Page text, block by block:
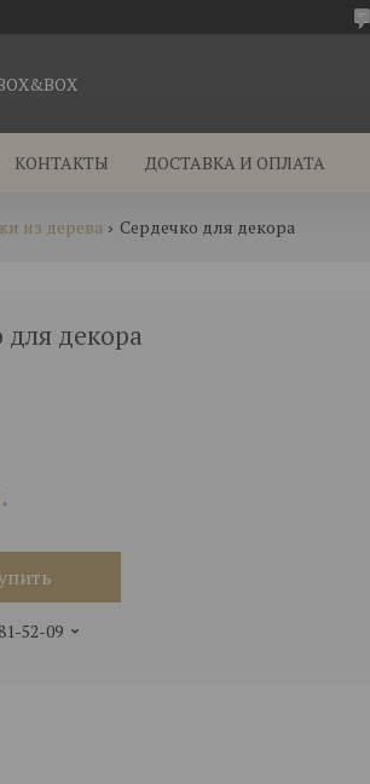
КОНТАКТЫ ДОСТАВКА И ОПЛАТА
из дерева Сердечко для декора
для декора
52-09